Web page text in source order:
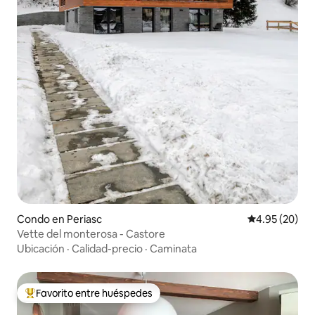
Condo en Periasc Calificación
4.95 (20)
Vette del monterosa - Castore
Ubicación · Calidad-precio · Caminata
Favorito entre huéspedes preferido
Favorito entre huéspedes